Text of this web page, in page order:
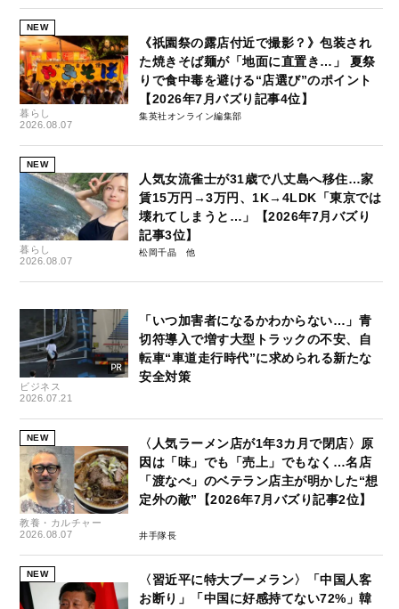
NEW
暮らし
2026.08.07
《祇園祭の露店付近で撮影？》包装され
た焼きそば麺が「地面に直置き…」 夏祭
りで食中毒を避ける“店選び”のポイント
【2026年7月バズり記事4位】
集英社オンライン編集部
NEW
暮らし
2026.08.07
人気女流雀士が31歳で八丈島へ移住…家
賃15万円→3万円、1K→4LDK「東京では
壊れてしまうと…」【2026年7月バズり
記事3位】
松岡千晶
ビジネス
2026.07.21
「いつ加害者になるかわからない…」青
切符導入で増す大型トラックの不安、自
転車“車道走行時代”に求められる新たな
安全対策
NEW
教養・カルチャー
2026.08.07
〈人気ラーメン店が1年3カ月で閉店〉原
因は「味」でも「売上」でもなく…名店
「渡なべ」のベテラン店主が明かした“想
定外の敵”【2026年7月バズり記事2位】
井手隊長
NEW
〈習近平に特大ブーメラン〉「中国人客
お断り」「中国に好感持てない72%」韓